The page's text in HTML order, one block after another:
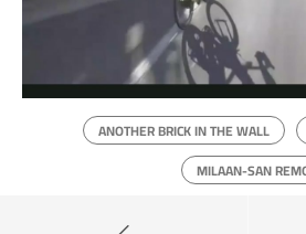
ANOTHER BRICK IN THE WALL
MILAAN-SAN